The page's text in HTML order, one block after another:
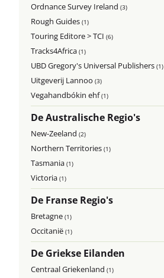
Ordnance Survey Ireland(3)
Rough Guides(1)
Touring Editore > TCI(6)
Tracks4Africa(1)
UBD Gregory's Universal Publishers(1)
Uitgeverij Lannoo(3)
Vegahandbókin ehf(1)
De Australische Regio's
New-Zeeland(2)
Northern Territories(1)
Tasmania(1)
Victoria(1)
De Franse Regio's
Bretagne(1)
Occitanië(1)
De Griekse Eilanden
Centraal Griekenland(1)